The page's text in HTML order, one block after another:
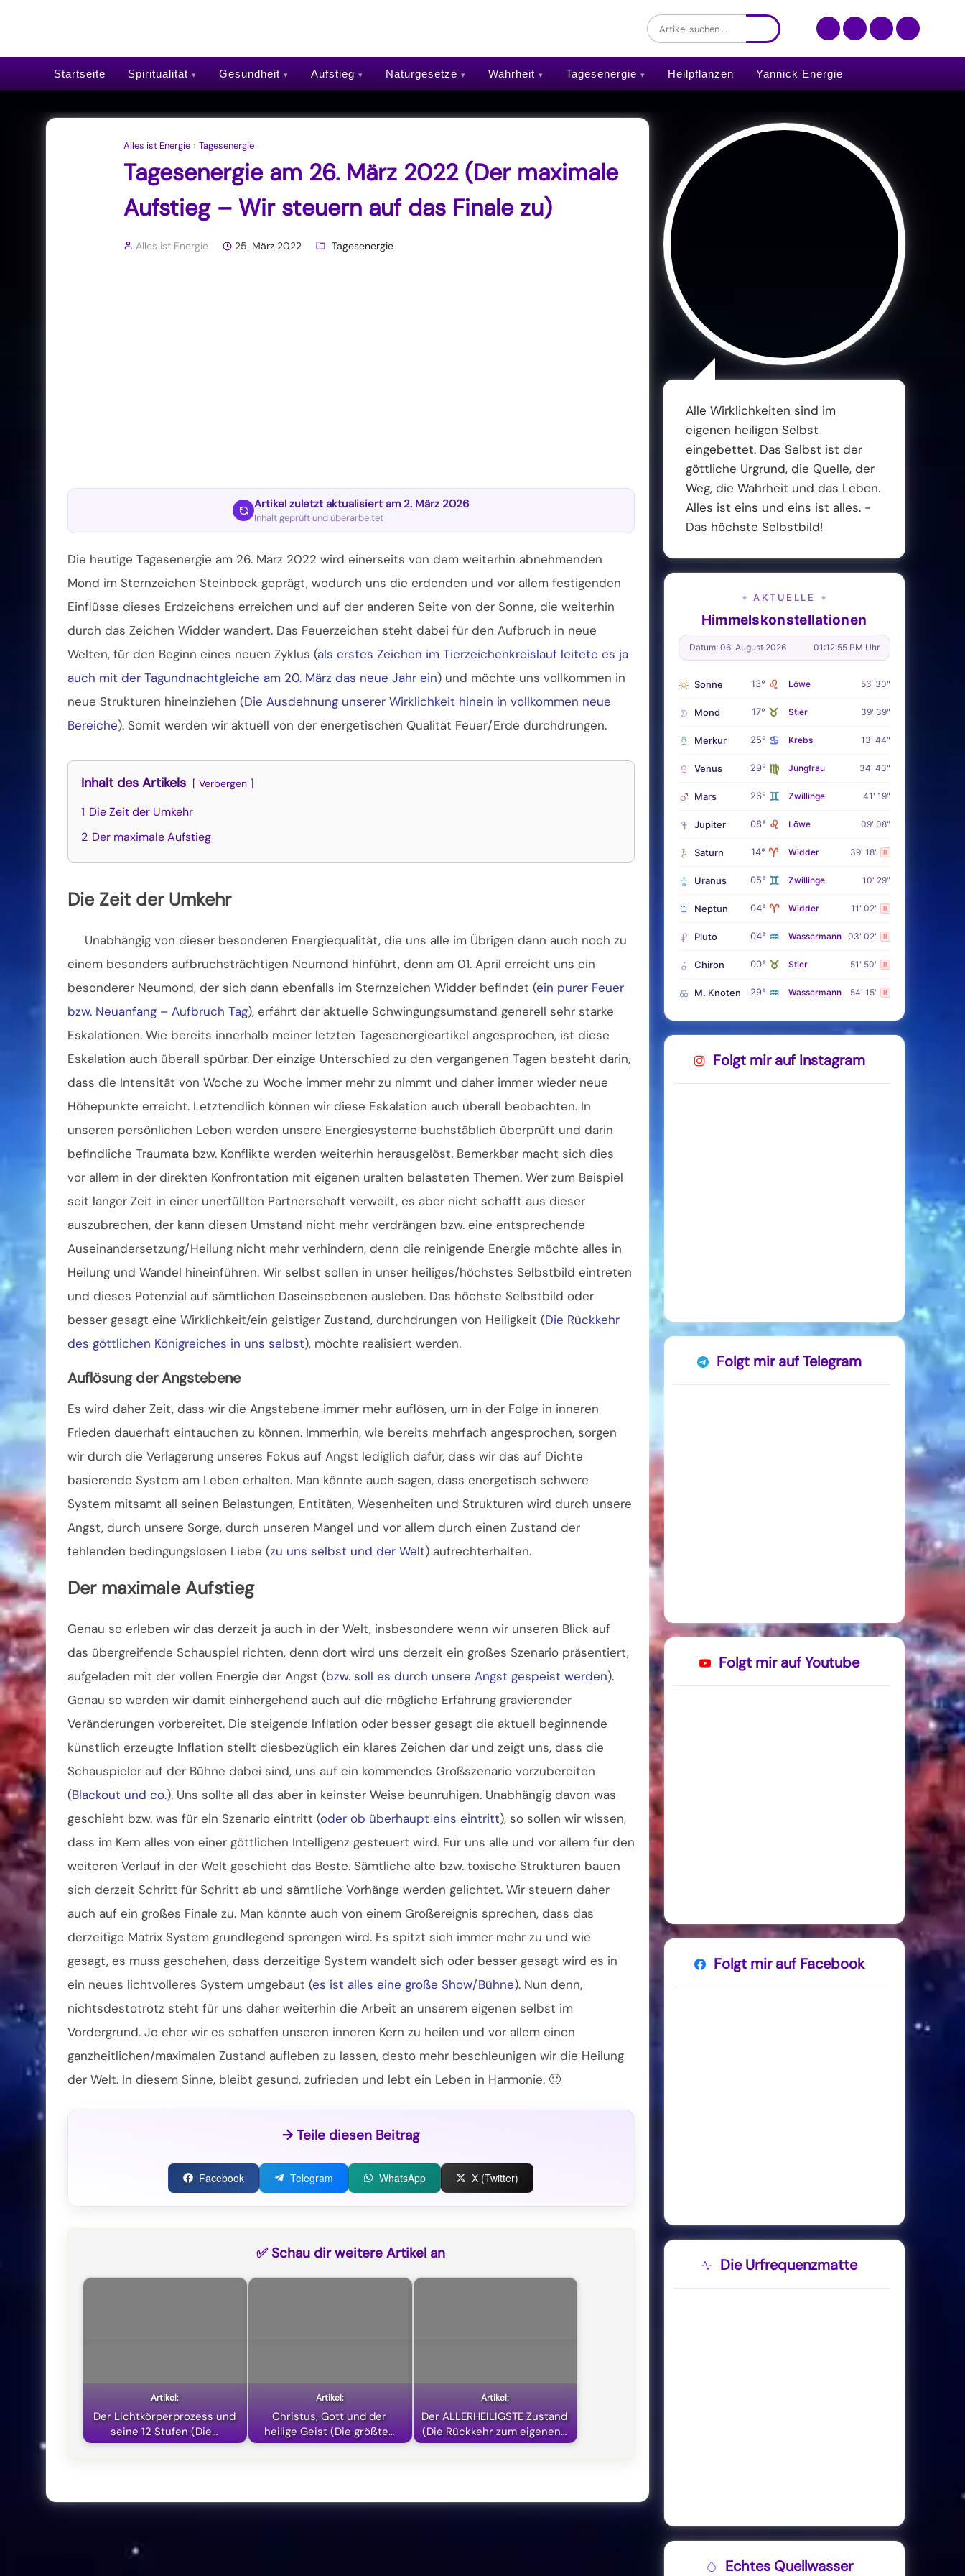
Startseite Spiritualität Gesundheit Aufstieg Naturgesetze Wahrheit Tagesenergie Heilpflanzen Yannick Energie
Alles ist Energie › Tagesenergie
Tagesenergie am 26. März 2022 (Der maximale
Aufstieg – Wir steuern auf das Finale zu)
Alles ist Energie 25. März 2022 Tagesenergie
Artikel zuletzt aktualisiert am 2. März 2026
Inhalt geprüft und überarbeitet
Die heutige Tagesenergie am 26. März 2022 wird einerseits von dem weiterhin abnehmenden
Mond im Sternzeichen Steinbock geprägt, wodurch uns die erdenden und vor allem festigenden
Einflüsse dieses Erdzeichens erreichen und auf der anderen Seite von der Sonne, die weiterhin
durch das Zeichen Widder wandert. Das Feuerzeichen steht dabei für den Aufbruch in neue
Welten, für den Beginn eines neuen Zyklus (als erstes Zeichen im Tierzeichenkreislauf leitete es ja
auch mit der Tagundnachtgleiche am 20. März das neue Jahr ein)und möchte uns vollkommen in
neue Strukturen hineinziehen (Die Ausdehnung unserer Wirklichkeit hinein in vollkommen neue
Bereiche). Somit werden wir aktuell von der energetischen Qualität Feuer/Erde durchdrungen.
Inhalt des Artikels Verbergen
1 Die Zeit der Umkehr
2 Der maximale Aufstieg
Die Zeit der Umkehr
Unabhängig von dieser besonderen Energiequalität, die uns alle im Übrigen dann auch noch zu
einem besonders aufbruchsträchtigen Neumond hinführt, denn am 01. April erreicht uns ein
besonderer Neumond, der sich dann ebenfalls im Sternzeichen Widder befindet (ein purer Feuer
bzw. Neuanfang – Aufbruch Tag), erfährt der aktuelle Schwingungsumstand generell sehr starke
Eskalationen. Wie bereits innerhalb meiner letzten Tagesenergieartikel angesprochen, ist diese
Eskalation auch überall spürbar. Der einzige Unterschied zu den vergangenen Tagen besteht darin,
dass die Intensität von Woche zu Woche immer mehr zu nimmt und daher immer wieder neue
Höhepunkte erreicht. Letztendlich können wir diese Eskalation auch überall beobachten. In
unseren persönlichen Leben werden unsere Energiesysteme buchstäblich überprüft und darin
befindliche Traumata bzw. Konflikte werden weiterhin herausgelöst. Bemerkbar macht sich dies
vor allem in der direkten Konfrontation mit eigenen uralten belasteten Themen. Wer zum Beispiel
seit langer Zeit in einer unerfüllten Partnerschaft verweilt, es aber nicht schafft aus dieser
auszubrechen, der kann diesen Umstand nicht mehr verdrängen bzw. eine entsprechende
Auseinandersetzung/Heilung nicht mehr verhindern, denn die reinigende Energie möchte alles in
Heilung und Wandel hineinführen. Wir selbst sollen in unser heiliges/höchstes Selbstbild eintreten
und dieses Potenzial auf sämtlichen Daseinsebenen ausleben. Das höchste Selbstbild oder
besser gesagt eine Wirklichkeit/ein geistiger Zustand, durchdrungen von Heiligkeit (Die Rückkehr
des göttlichen Königreiches in uns selbst), möchte realisiert werden.
Auflösung der Angstebene
Es wird daher Zeit, dass wir die Angstebene immer mehr auflösen, um in der Folge in inneren
Frieden dauerhaft eintauchen zu können. Immerhin, wie bereits mehrfach angesprochen, sorgen
wir durch die Verlagerung unseres Fokus auf Angst lediglich dafür, dass wir das auf Dichte
basierende System am Leben erhalten. Man könnte auch sagen, dass energetisch schwere
System mitsamt all seinen Belastungen, Entitäten, Wesenheiten und Strukturen wird durch unsere
Angst, durch unsere Sorge, durch unseren Mangel und vor allem durch einen Zustand der
fehlenden bedingungslosen Liebe (zu uns selbst und der Welt) aufrechterhalten.
Der maximale Aufstieg
Genau so erleben wir das derzeit ja auch in der Welt, insbesondere wenn wir unseren Blick auf
das übergreifende Schauspiel richten, denn dort wird uns derzeit ein großes Szenario präsentiert,
aufgeladen mit der vollen Energie der Angst (bzw. soll es durch unsere Angst gespeist werden).
Genau so werden wir damit einhergehend auch auf die mögliche Erfahrung gravierender
Veränderungen vorbereitet. Die steigende Inflation oder besser gesagt die aktuell beginnende
künstlich erzeugte Inflation stellt diesbezüglich ein klares Zeichen dar und zeigt uns, dass die
Schauspieler auf der Bühne dabei sind, uns auf ein kommendes Großszenario vorzubereiten
(Blackout und co.). Uns sollte all das aber in keinster Weise beunruhigen. Unabhängig davon was
geschieht bzw. was für ein Szenario eintritt (oder ob überhaupt eins eintritt), so sollen wir wissen,
dass im Kern alles von einer göttlichen Intelligenz gesteuert wird. Für uns alle und vor allem für den
weiteren Verlauf in der Welt geschieht das Beste. Sämtliche alte bzw. toxische Strukturen bauen
sich derzeit Schritt für Schritt ab und sämtliche Vorhänge werden gelichtet. Wir steuern daher
auch auf ein großes Finale zu. Man könnte auch von einem Großereignis sprechen, dass das
derzeitige Matrix System grundlegend sprengen wird. Es spitzt sich immer mehr zu und wie
gesagt, es muss geschehen, dass derzeitige System wandelt sich oder besser gesagt wird es in
ein neues lichtvolleres System umgebaut (es ist alles eine große Show/Bühne). Nun denn,
nichtsdestotrotz steht für uns daher weiterhin die Arbeit an unserem eigenen selbst im
Vordergrund. Je eher wir es schaffen unseren inneren Kern zu heilen und vor allem einen
ganzheitlichen/maximalen Zustand aufleben zu lassen, desto mehr beschleunigen wir die Heilung
der Welt. In diesem Sinne, bleibt gesund, zufrieden und lebt ein Leben in Harmonie. 🙂
→ Teile diesen Beitrag
Facebook Telegram WhatsApp X (Twitter)
✅ Schau dir weitere Artikel an
Der Lichtkörperprozess und
seine 12 Stufen (Die…
Christus, Gott und der
heilige Geist (Die größte…
Der ALLERHEILIGSTE Zustand
(Die Rückkehr zum eigenen…
Alle Wirklichkeiten sind im
eigenen heiligen Selbst
eingebettet. Das Selbst ist der
göttliche Urgrund, die Quelle, der
Weg, die Wahrheit und das Leben.
Alles ist eins und eins ist alles. -
Das höchste Selbstbild!
✦ AKTUELLE ✦
Himmelskonstellationen
Datum: 06. August 2026 01:12:56 PM Uhr
Sonne 13° ♌ Löwe 56' 30"
Mond 17° ♉ Stier 39' 39"
Merkur 25° ♋ Krebs 13' 44"
Venus 29° ♍ Jungfrau 34' 43"
Mars 26° ♊ Zwillinge 41' 19"
Jupiter 08° ♌ Löwe 09' 08"
Saturn 14° ♈ Widder 39' 18" R
Uranus 05° ♊ Zwillinge 10' 29"
Neptun 04° ♈ Widder 11' 02" R
Pluto 04° ♒ Wassermann 03' 02" R
Chiron 00° ♉ Stier 51' 50" R
M. Knoten 29° ♒ Wassermann 54' 15" R
Folgt mir auf Instagram
Folgt mir auf Telegram
Folgt mir auf Youtube
Folgt mir auf Facebook
Die Urfrequenzmatte
Echtes Quellwasser